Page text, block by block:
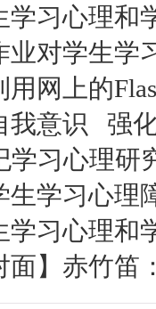
学习心理和
业对学生学
用网上的
我意识 强
学习心理研
生学习心理
学习心理和
面】赤竹